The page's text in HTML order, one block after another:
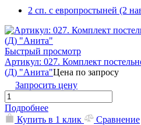
2 сп. с европростыней (2
Быстрый просмотр
Артикул: 027. Комплект
(Д) "Анита"Цена по запросу
Запросить цену
Подробнее
Купить в 1 клик
Сравнение